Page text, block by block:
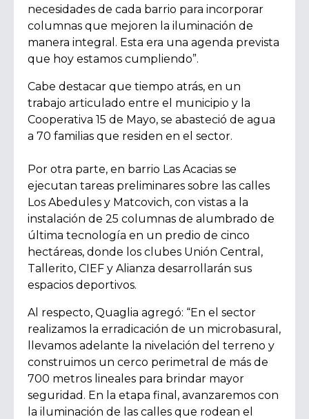
necesidades de cada barrio para incorporar
columnas que mejoren la iluminación de
manera integral. Esta era una agenda prevista
que hoy estamos cumpliendo”.
Cabe destacar que tiempo atrás, en un
trabajo articulado entre el municipio y la
Cooperativa 15 de Mayo, se abasteció de agua
a 70 familias que residen en el sector.
Por otra parte, en barrio Las Acacias se
ejecutan tareas preliminares sobre las calles
Los Abedules y Matcovich, con vistas a la
instalación de 25 columnas de alumbrado de
última tecnología en un predio de cinco
hectáreas, donde los clubes Unión Central,
Tallerito, CIEF y Alianza desarrollarán sus
espacios deportivos.
Al respecto, Quaglia agregó: “En el sector
realizamos la erradicación de un microbasural,
llevamos adelante la nivelación del terreno y
construimos un cerco perimetral de más de
700 metros lineales para brindar mayor
seguridad. En la etapa final, avanzaremos con
la iluminación de las calles que rodean el